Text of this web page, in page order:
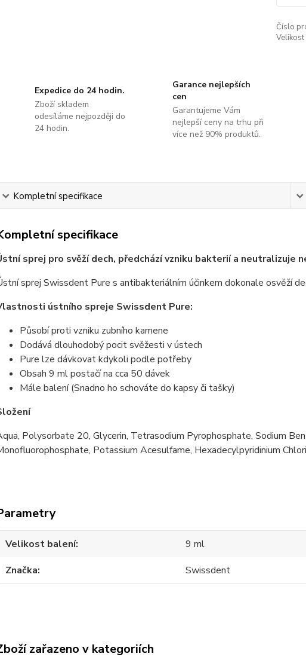
Číslo
Velikost
Expedice do 24 hodin.
Zboží skladem
odesíláme nejpozději do
24 hodin.
Garance nejlepších
cen
Garantujeme Vám
nejlepší ceny na trhu při
více než 90% produktů.
Kompletní specifikace
specifikace
sprej pro svěží dech, předchází vzniku bakterií a neutralizuje
sprej Swissdent Pure s antibakteriálním účinkem dokonale osvěží
ústního spreje Swissdent Pure:
Působí proti vzniku zubního kamene
Dodává dlouhodobý pocit svěžesti v ústech
Pure lze dávkovat kdykoli podle potřeby
Obsah 9 ml postačí na cca 50 dávek
Mále balení (Snadno ho schováte do kapsy či tašky)
Polysorbate 20, Glycerin, Tetrasodium Pyrophosphate, Sodium
Potassium Acesulfame, Hexadecylpyridinium
Velikost balení
9 ml
Značka
Swissdent
zařazeno v kategoriích